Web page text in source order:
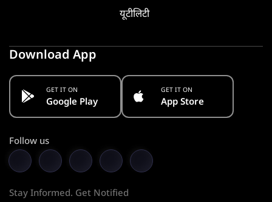
यूटीलिटी
Download App
GET IT ON
Google Play
GET IT ON
App Store
Follow us
Stay Informed. Get Notified